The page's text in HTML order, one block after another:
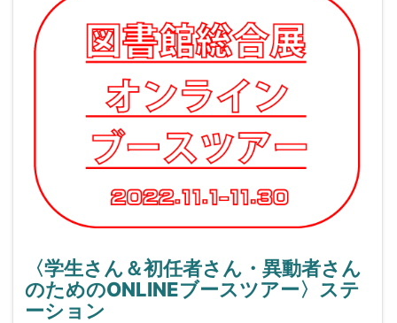
〈学生さん＆初任者さん・異動者さん
のためのONLINEブースツアー〉ステ
ーション